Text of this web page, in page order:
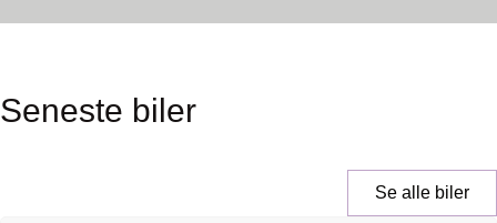
Seneste biler
Se alle biler